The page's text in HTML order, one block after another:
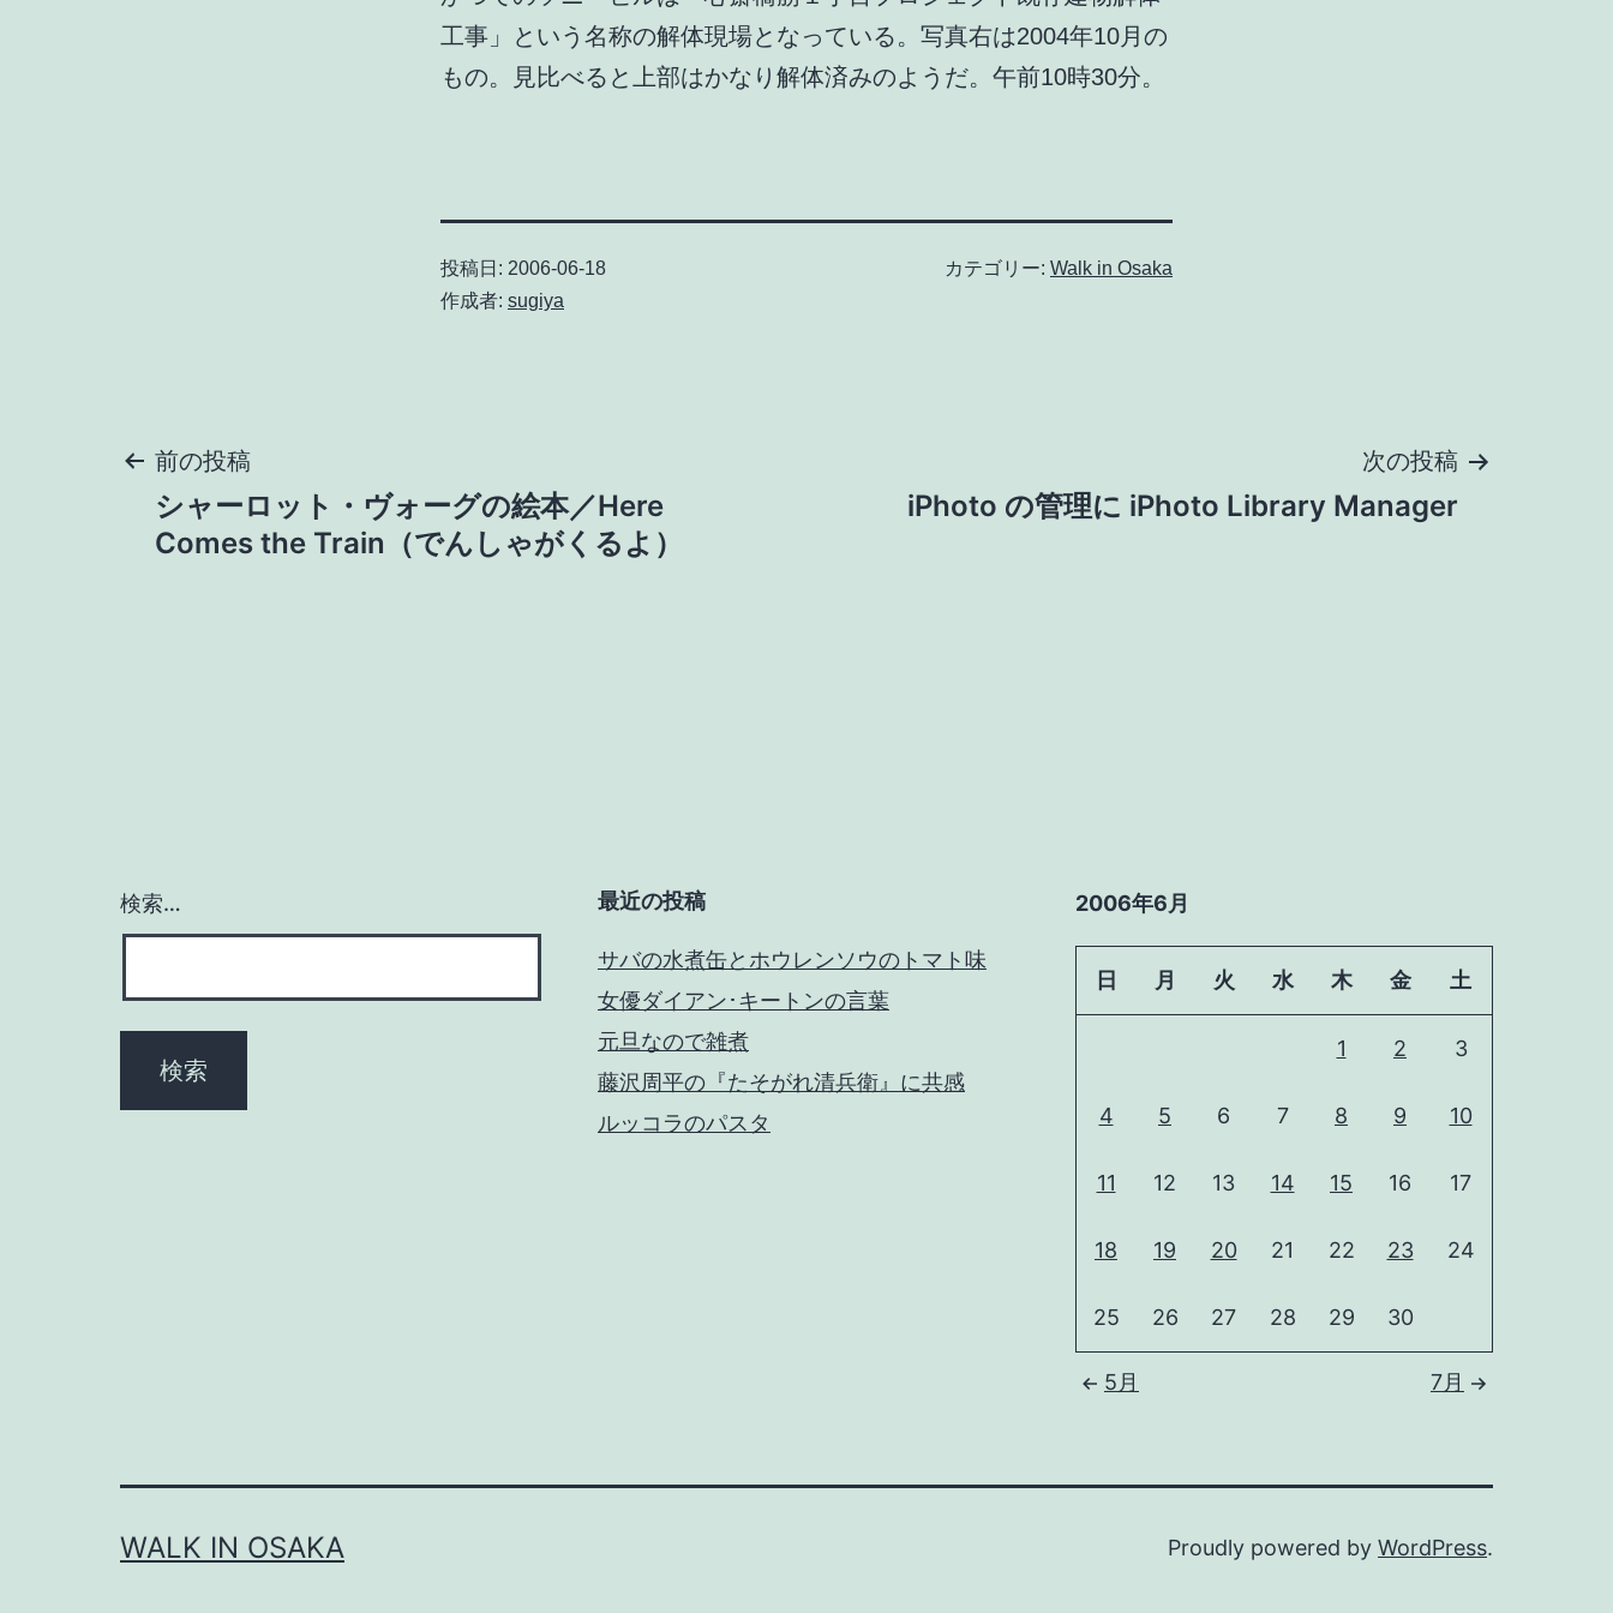
工事」という名称の解体現場となっている。写真右は2004年10月の
もの。見比べると上部はかなり解体済みのようだ。午前10時30分。
投稿日: 2006-06-18
作成者: sugiya
カテゴリー: Walk in Osaka
投
稿
シ
ョ
ン
前の投稿
シャーロット・ヴォーグの絵本／Here
Comes the Train（でんしゃがくるよ）
次の投稿
iPhoto の管理に iPhoto Library Manager
検索… 最近の投稿
サバの水煮缶とホウレンソウのトマト味
女優ダイアン･キートンの言葉
元旦なので雑煮
藤沢周平の『たそがれ清兵衛』に共感
ルッコラのパスタ
2006年6月
日 月 火 水 木 金 土
1 2 3
4 5 6 7 8 9 10
11 12 13 14 15 16 17
18 19 20 21 22 23 24
25 26 27 28 29 30
5月 7月
WALK IN OSAKA Proudly powered by WordPress.